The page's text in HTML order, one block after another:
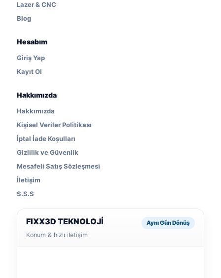
Lazer & CNC
Blog
Hesabım
Giriş Yap
Kayıt Ol
Hakkımızda
Hakkımızda
Kişisel Veriler Politikası
İptal İade Koşulları
Gizlilik ve Güvenlik
Mesafeli Satış Sözleşmesi
İletişim
S.S.S
FIXX3D TEKNOLOJİ
Konum & hızlı iletişim
Aynı Gün Dönüş